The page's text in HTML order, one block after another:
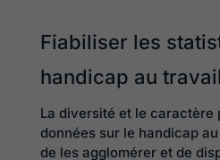
Fiabiliser les
handicap au travail
La diversité et le caractère
données sur le handicap
de les agglomérer et de